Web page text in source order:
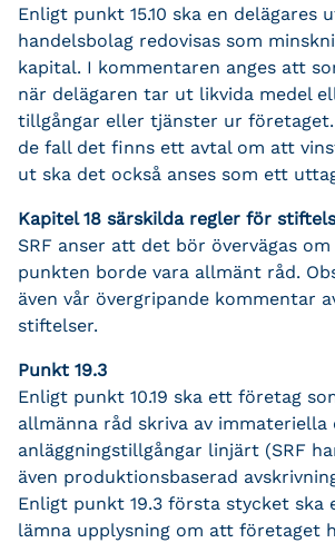
Enligt punkt 15.10 ska en delägares
handelsbolag redovisas som
kapital. I kommentaren anges att
när delägaren tar ut likvida medel
tillgångar eller tjänster ur företaget.
de fall det finns ett avtal om att
ut ska det också anses som ett
Kapitel 18 särskilda regler för
SRF anser att det bör övervägas
punkten borde vara allmänt råd.
även vår övergripande kommentar
stiftelser.
Punkt 19.3
Enligt punkt 10.19 ska ett företag
allmänna råd skriva av
anläggningstillgångar linjärt (SRF
även produktionsbaserad
Enligt punkt 19.3 första stycket ska
lämna upplysning om att företaget